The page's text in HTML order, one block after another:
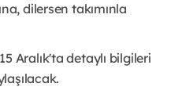
dilersen takımınla
Aralık'ta detaylı bilgileri